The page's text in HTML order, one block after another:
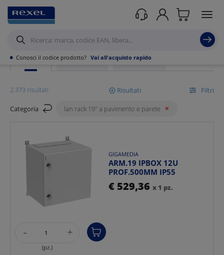
• Conosci il codice prodotto? Vai all'acquisto rapido
Rexel/ Prodotti / Armadi e cassette rack/
Lan rack 19" a pavimento e parete
PRODOTTI PROMOZIONI SCOPRI DI PIÙ
2.373 risultati Risultati Filtri
Mostra
Ordina per
Categoria lan rack 19" a pavimento e parete
GIGAMEDIA
ARM.19 IPBOX 12U
PROF.500MM IP55
€ 529,36 x 1 pz.
- +
(pz.)